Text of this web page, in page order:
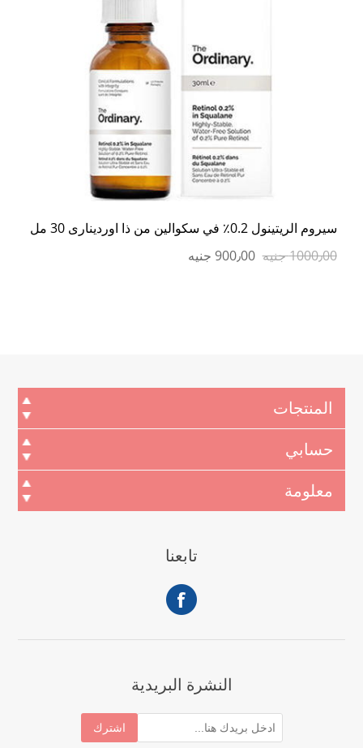
سيروم الريتينول 0.2٪ في سكوالين من ذا اوردينارى 30 مل
1000٫00 جنيه
900٫00 جنيه
المنتجات
حسابي
معلومة
تابعنا
النشرة البريدية